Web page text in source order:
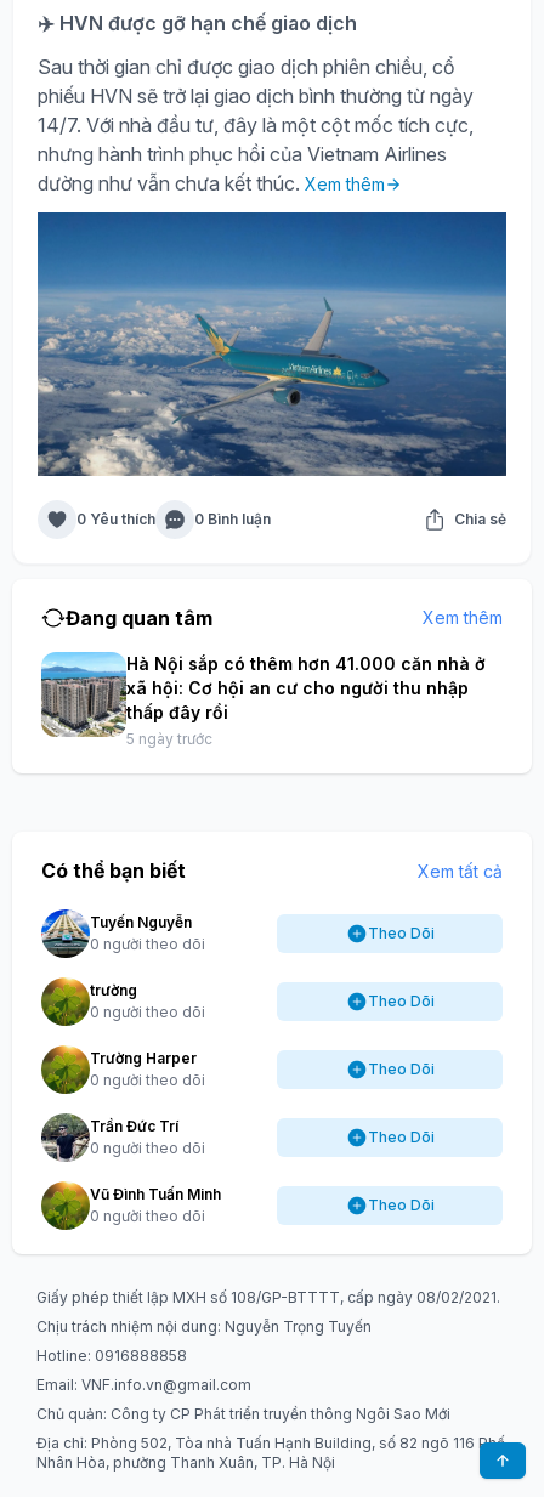
✈️ HVN được gỡ hạn chế giao dịch
Sau thời gian chỉ được giao dịch phiên chiều, cổ
phiếu HVN sẽ trở lại giao dịch bình thường từ ngày
14/7. Với nhà đầu tư, đây là một cột mốc tích cực,
nhưng hành trình phục hồi của Vietnam Airlines
dường như vẫn chưa kết thúc. Xem thêm
0 Yêu thích 0 Bình luận Chia sẻ
Đang quan tâm Xem thêm
Hà Nội sắp có thêm hơn 41.000 căn nhà ở
xã hội: Cơ hội an cư cho người thu nhập
thấp đây rồi
5 ngày trước
Có thể bạn biết Xem tất cả
Tuyến Nguyễn
0 người theo dõi
Theo Dõi
trường
0 người theo dõi
Theo Dõi
Trường Harper
0 người theo dõi
Theo Dõi
Trần Đức Trí
0 người theo dõi
Theo Dõi
Vũ Đình Tuấn Minh
0 người theo dõi
Theo Dõi
Giấy phép thiết lập MXH số 108/GP-BTTTT, cấp ngày 08/02/2021.
Chịu trách nhiệm nội dung: Nguyễn Trọng Tuyến
Hotline: 0916888858
Email: VNF.info.vn@gmail.com
Chủ quản: Công ty CP Phát triển truyền thông Ngôi Sao Mới
Địa chỉ: Phòng 502, Tòa nhà Tuấn Hạnh Building, số 82 ngõ 116 Phố
Nhân Hòa, phường Thanh Xuân, TP. Hà Nội